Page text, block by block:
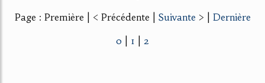
Page : Première | < Précédente | Suivante > | Dernière
0
1 2